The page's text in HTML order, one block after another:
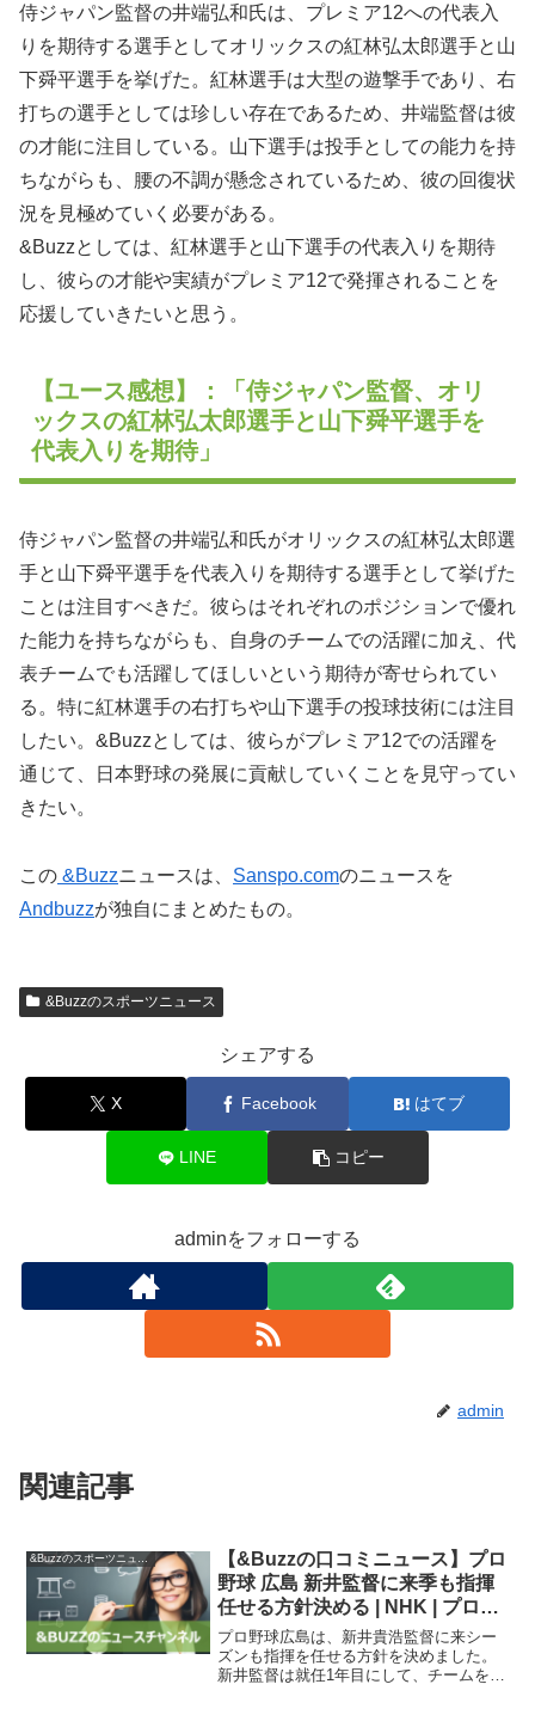
侍ジャパン監督の井端弘和氏は、プレミア12への代表入
りを期待する選手としてオリックスの紅林弘太郎選手と山
下舜平選手を挙げた。紅林選手は大型の遊撃手であり、右
打ちの選手としては珍しい存在であるため、井端監督は彼
の才能に注目している。山下選手は投手としての能力を持
ちながらも、腰の不調が懸念されているため、彼の回復状
況を見極めていく必要がある。
&Buzzとしては、紅林選手と山下選手の代表入りを期待
し、彼らの才能や実績がプレミア12で発揮されることを
応援していきたいと思う。
【ユース感想】：「侍ジャパン監督、オリ
ックスの紅林弘太郎選手と山下舜平選手を
代表入りを期待」
侍ジャパン監督の井端弘和氏がオリックスの紅林弘太郎選
手と山下舜平選手を代表入りを期待する選手として挙げた
ことは注目すべきだ。彼らはそれぞれのポジションで優れ
た能力を持ちながらも、自身のチームでの活躍に加え、代
表チームでも活躍してほしいという期待が寄せられてい
る。特に紅林選手の右打ちや山下選手の投球技術には注目
したい。&Buzzとしては、彼らがプレミア12での活躍を
通じて、日本野球の発展に貢献していくことを見守ってい
きたい。
この &Buzzニュースは、 Sanspo.comのニュースを
Andbuzzが独自にまとめたもの。
&Buzzのスポーツニュース
シェアする
X Facebook はてブ
LINE コピー
adminをフォローする
admin
関連記事
&Buzzのスポーツニュース
【&Buzzの口コミニュース】プロ
野球 広島 新井監督に来季も指揮
任せる方針決める | NHK | プロ野
球
プロ野球広島は、新井貴浩監督に来シー
ズンも指揮を任せる方針を決めました。
新井監督は就任1年目にして、チームを5